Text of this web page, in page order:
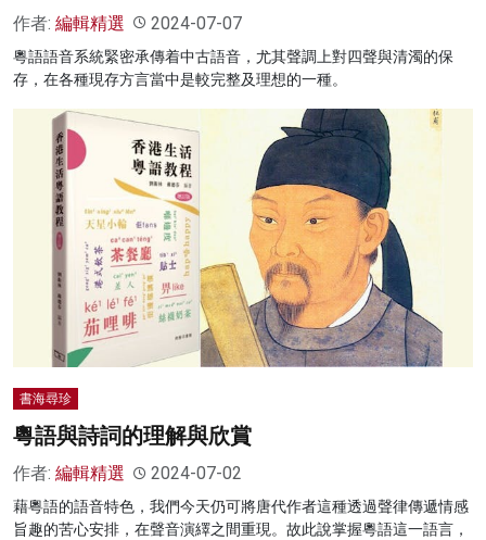
作者: 編輯精選 2024-07-07
粵語語音系統緊密承傳着中古語音，尤其聲調上對四聲與清濁的保
存，在各種現存方言當中是較完整及理想的一種。
書海尋珍
粵語與詩詞的理解與欣賞
作者: 編輯精選 2024-07-02
藉粵語的語音特色，我們今天仍可將唐代作者這種透過聲律傳遞情感
旨趣的苦心安排，在聲音演繹之間重現。故此說掌握粵語這一語言，